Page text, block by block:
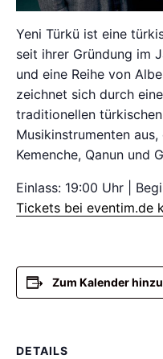
Yeni Türkü ist eine
seit ihrer Gründung im
und eine Reihe von
zeichnet sich durch
traditionellen
Musikinstrumenten
Kemenche, Qanun und
Einlass: 19:00 Uhr |
Tickets bei eventim.de
Zum Kalender
DETAILS